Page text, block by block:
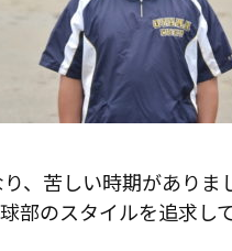
、苦しい時期があり
部のスタイルを追求し